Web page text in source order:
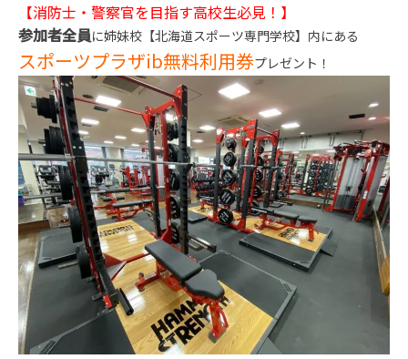
【消防士・警察官を目指す高校生必見！】
参加者全員に姉妹校【北海道スポーツ専門学校】内にある
スポーツプラザib無料利用券プレゼント！